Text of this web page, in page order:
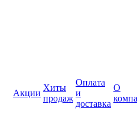
Акции
Хиты
продаж
Оплата
и
доставка
О